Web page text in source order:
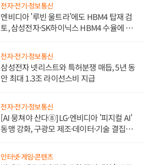
전자·전기·정보통신
엔비디아 '루빈 울트라'에도 HBM4 탑재 검
토, 삼성전자·SK하이닉스 HBM4 수율에 주
전자·전기·정보통신
삼성전자 넷리스트와 특허분쟁 매듭, 5년 동
안 최대 1.3조 라이선스비 지급
전자·전기·정보통신
[AI 뭉쳐야 산다⑧] LG·엔비디아 '피지컬 AI'
동맹 강화, 구광모 제조·데이터·기술 결집
인터넷·게임·콘텐츠